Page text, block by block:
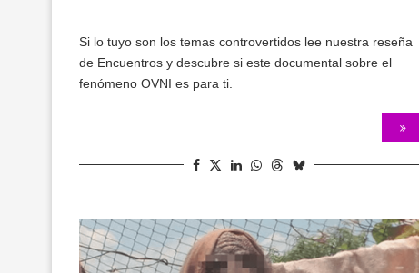
Si lo tuyo son los temas controvertidos lee nuestra reseña
de Encuentros y descubre si este documental sobre el
fenómeno OVNI es para ti.